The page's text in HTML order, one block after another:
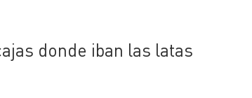
donde iban las latas